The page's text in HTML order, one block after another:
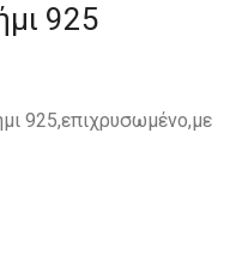
925
925,επιχρυσωμένο,με